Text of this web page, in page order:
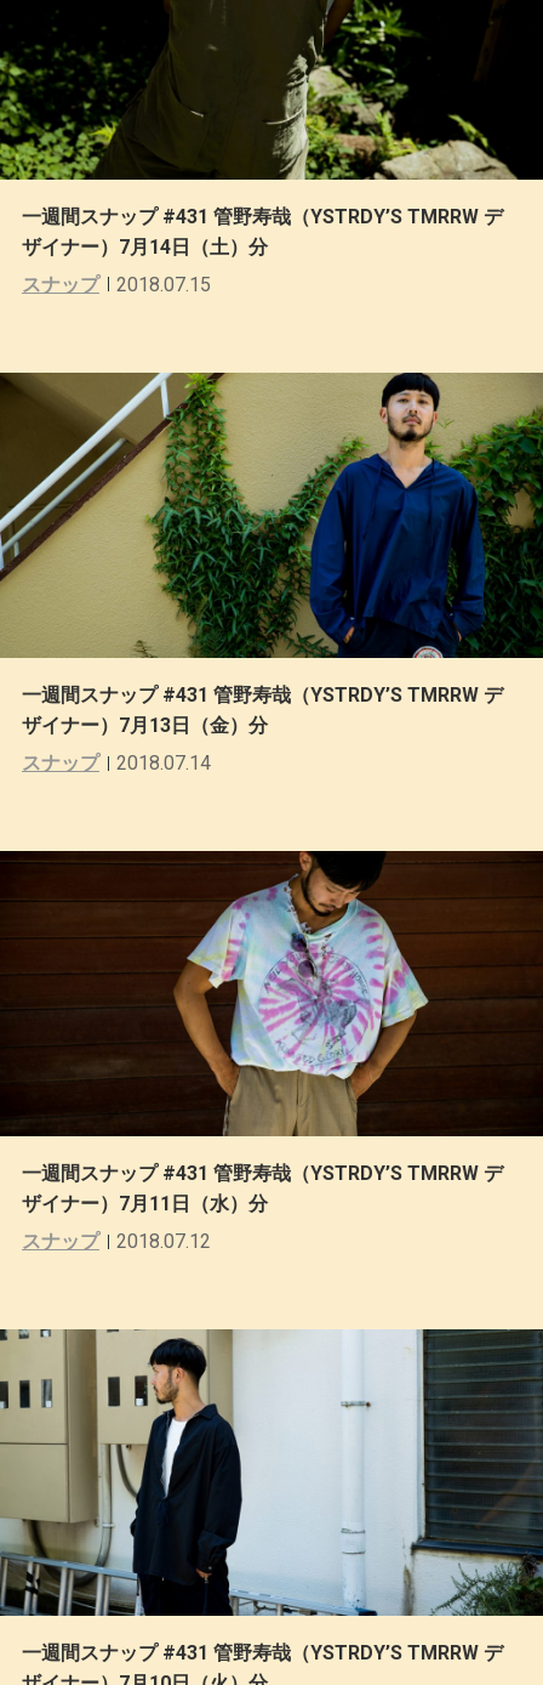
一週間スナップ #431 管野寿哉（YSTRDY’S TMRRW デ
ザイナー）7月14日（土）分
スナップ
2018.07.15
一週間スナップ #431 管野寿哉（YSTRDY’S TMRRW デ
ザイナー）7月13日（金）分
スナップ
2018.07.14
一週間スナップ #431 管野寿哉（YSTRDY’S TMRRW デ
ザイナー）7月11日（水）分
スナップ
2018.07.12
一週間スナップ #431 管野寿哉（YSTRDY’S TMRRW デ